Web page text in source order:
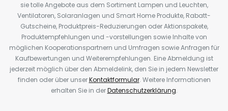
sie tolle Angebote aus dem Sortiment Lampen und Leuchten,
Ventilatoren, Solaranlagen und Smart Home Produkte, Rabatt-
Gutscheine, Produktpreis-Reduzierungen oder Aktionspakete,
Produktempfehlungen und -vorstellungen sowie Inhalte von
möglichen Kooperationspartnern und Umfragen sowie Anfragen für
Kaufbewertungen und Weiterempfehlungen. Eine Abmeldung ist
jederzeit möglich über den Abmeldelink, den Sie in jedem Newsletter
finden oder über unserKontaktformular. Weitere Informationen
erhalten Sie in derDatenschutzerklärung.